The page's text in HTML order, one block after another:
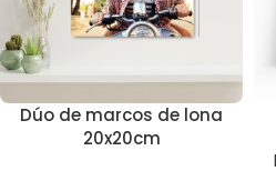
Dúo de marcos de lona
20x20cm